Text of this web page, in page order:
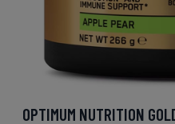
OPTIMUM NUTRITION